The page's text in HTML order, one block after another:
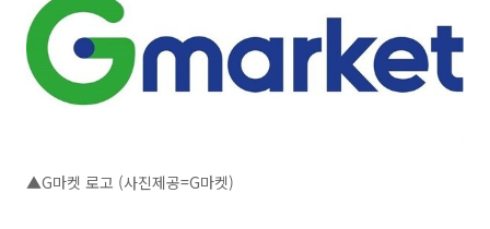
▲G마켓 로고 (사진제공=G마켓)